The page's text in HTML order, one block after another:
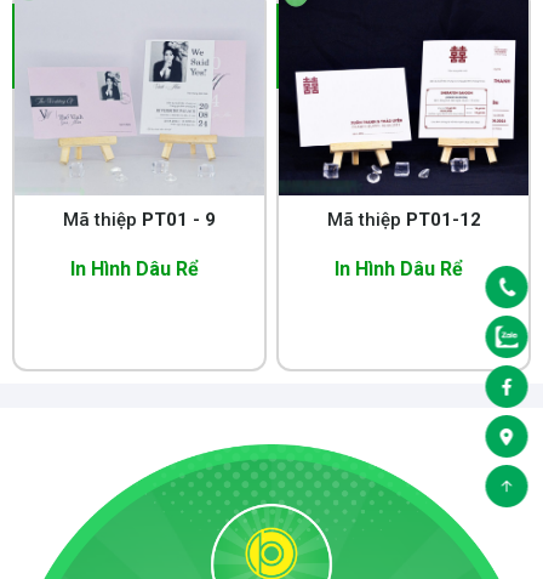
Mã thiệp PT01 - 9
In Hình Dâu Rể
Mã thiệp PT01-12
In Hình Dâu Rể